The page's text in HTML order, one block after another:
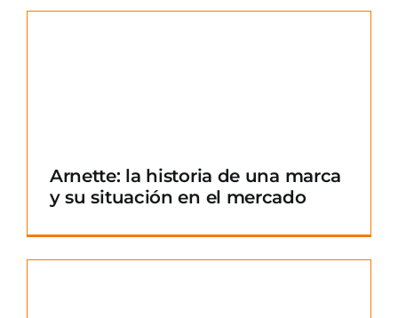
Arnette: la historia de una marca
y su situación en el mercado